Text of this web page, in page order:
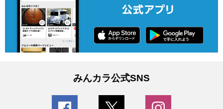
みんカラ公式SNS